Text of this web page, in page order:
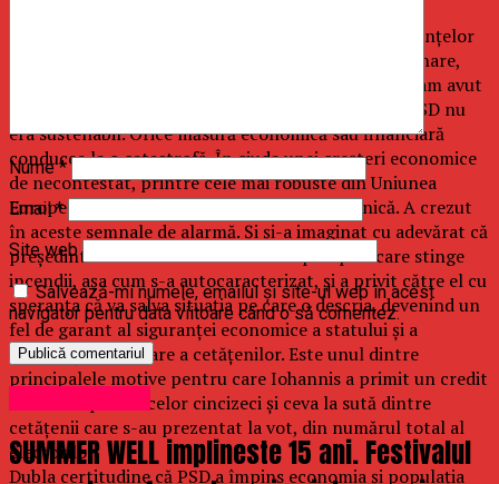
nenumărate semnale de alarmă privind situația finanțelor
țării, creată de PSD. Cât timp PSD s-a aflat la guvernare,
urmărind declarațiile tandemului Iohannis-Orban, am avut
imaginea unei apocalipse. Nimic din ceea ce iniția PSD nu
era sustenabil. Orice măsură economică sau financiară
conducea la o catastrofă. În ciuda unei creșteri economice
de necontestat, printre cele mai robuste din Uniunea
Europeană, treptat, populația a intrat în panică. A crezut
în aceste semnale de alarmă. Și și-a imaginat cu adevărat că
președintele Klaus Iohannis este un pompier care stinge
incendii, așa cum s-a autocaracterizat, și a privit către el cu
speranța că va salva situația pe care o descria, devenind un
fel de garant al siguranței economice a statului și a
securității financiare a cetățenilor. Este unul dintre
principalele motive pentru care Iohannis a primit un credit
masiv din partea celor cincizeci și ceva la sută dintre
cetățenii care s-au prezentat la vot, din numărul total al
electorilor.
Dubla certitudine că PSD a împins economia și populația
Nume*
Email*
Site web
Salvează-mi numele, emailul și site-ul web în acest
navigator pentru data viitoare când o să comentez.
SUMMER WELL implineste 15 ani. Festivalul